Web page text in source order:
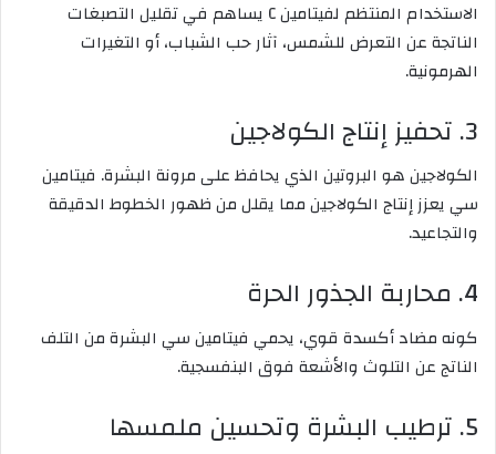
الاستخدام المنتظم لفيتامين C يساهم في تقليل التصبغات
الناتجة عن التعرض للشمس، آثار حب الشباب، أو التغيرات
الهرمونية.
3. تحفيز إنتاج الكولاجين
الكولاجين هو البروتين الذي يحافظ على مرونة البشرة. فيتامين
سي يعزز إنتاج الكولاجين مما يقلل من ظهور الخطوط الدقيقة
والتجاعيد.
4. محاربة الجذور الحرة
كونه مضاد أكسدة قوي، يحمي فيتامين سي البشرة من التلف
الناتج عن التلوث والأشعة فوق البنفسجية.
5. ترطيب البشرة وتحسين ملمسها